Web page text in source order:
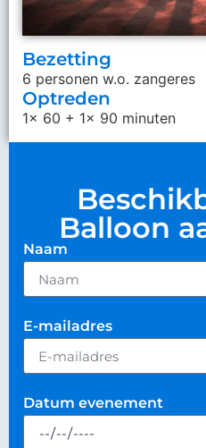
Bezetting
6 personen w.o. zangeres
Optreden
1x 60 + 1x 90 minuten
Balloon
Naam
E-mailadres
Datum evenement